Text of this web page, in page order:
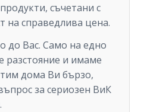
съчетани с
на справедлива цена.
до Вас. Само на едно
разстояние и имаме
дома Ви бързо,
за сериозен ВиК